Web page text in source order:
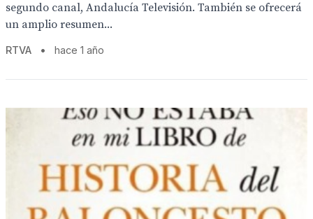
segundo canal, Andalucía Televisión. También se ofrecerá
un amplio resumen...
RTVA • hace 1 año